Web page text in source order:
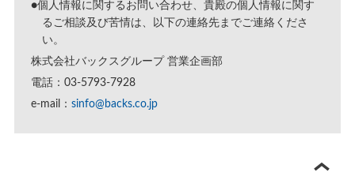
●個人情報に関するお問い合わせ、貴殿の個人情報に関す
るご相談及び苦情は、以下の連絡先までご連絡くださ
い。
株式会社バックスグループ 営業企画部
電話：03-5793-7928
e-mail： sinfo@backs.co.jp